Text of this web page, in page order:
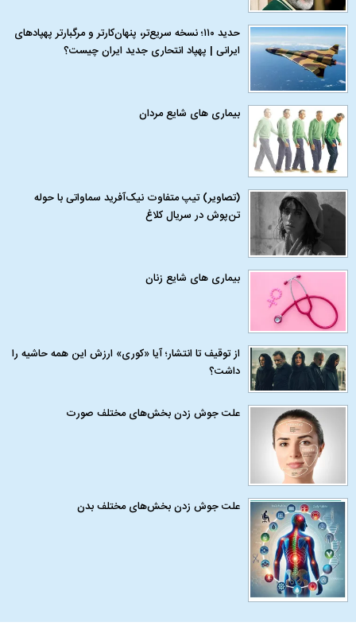
حدید ۱۱۰؛ نسخه سریع‌تر، پنهان‌کارتر و مرگبارتر پهپادهای
ایرانی | پهپاد انتحاری جدید ایران چیست؟
بیماری‌ های شایع مردان
(تصاویر) تیپ متفاوت نیک‌آفرید سماواتی با حوله
تن‌پوش در سریال کلاغ
بیماری‌ های شایع زنان
از توقیف تا انتشار؛ آیا «کوری» ارزش این همه حاشیه را
داشت؟
علت جوش زدن بخش‌های مختلف صورت
علت جوش زدن بخش‌های مختلف بدن